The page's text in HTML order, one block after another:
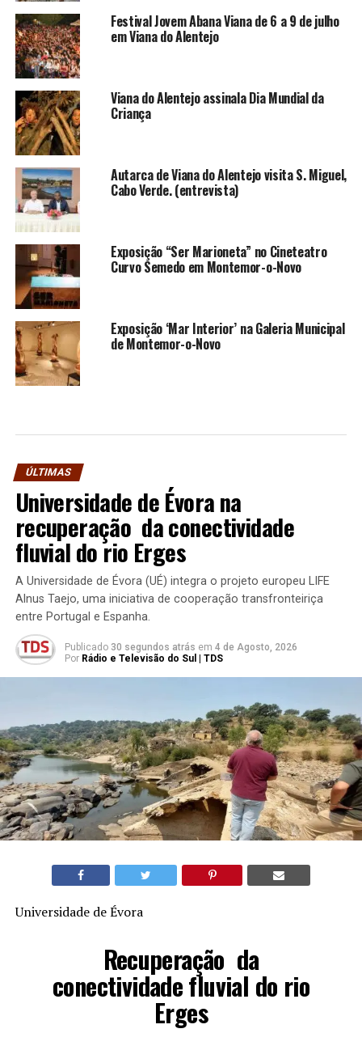
Festival Jovem Abana Viana de 6 a 9 de julho
em Viana do Alentejo
Viana do Alentejo assinala Dia Mundial da
Criança
Autarca de Viana do Alentejo visita S. Miguel,
Cabo Verde. (entrevista)
Exposição “Ser Marioneta” no Cineteatro
Curvo Semedo em Montemor-o-Novo
Exposição ‘Mar Interior’ na Galeria Municipal
de Montemor-o-Novo
ÚLTIMAS
Universidade de Évora na
recuperação da conectividade
fluvial do rio Erges
A Universidade de Évora (UÉ) integra o projeto europeu LIFE
Alnus Taejo, uma iniciativa de cooperação transfronteiriça
entre Portugal e Espanha.
Publicado 30 segundos atrás em 4 de Agosto, 2026
Por Rádio e Televisão do Sul | TDS
Universidade de Évora
Recuperação da
conectividade fluvial do rio
Erges